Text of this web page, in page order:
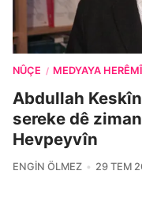
NÛÇE / MEDYAYA HERÊMÎ
Abdullah
sereke dê
Hevpeyvîn
ENGIN ÖLMEZ 29 TEM